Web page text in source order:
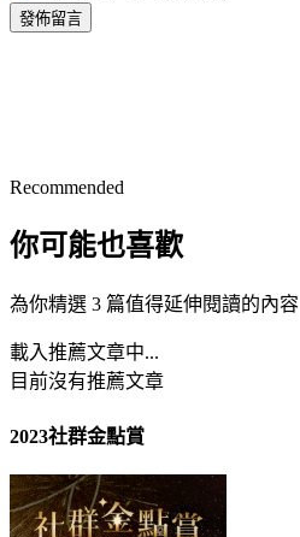
發佈留言
Recommended
你可能也喜歡
為你精選 3 篇值得延伸閱讀的內容
載入推薦文章中...
目前沒有推薦文章
2023社群金點賞